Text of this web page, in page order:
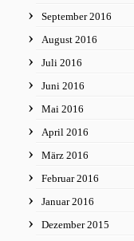
September 2016
August 2016
Juli 2016
Juni 2016
Mai 2016
April 2016
März 2016
Februar 2016
Januar 2016
Dezember 2015